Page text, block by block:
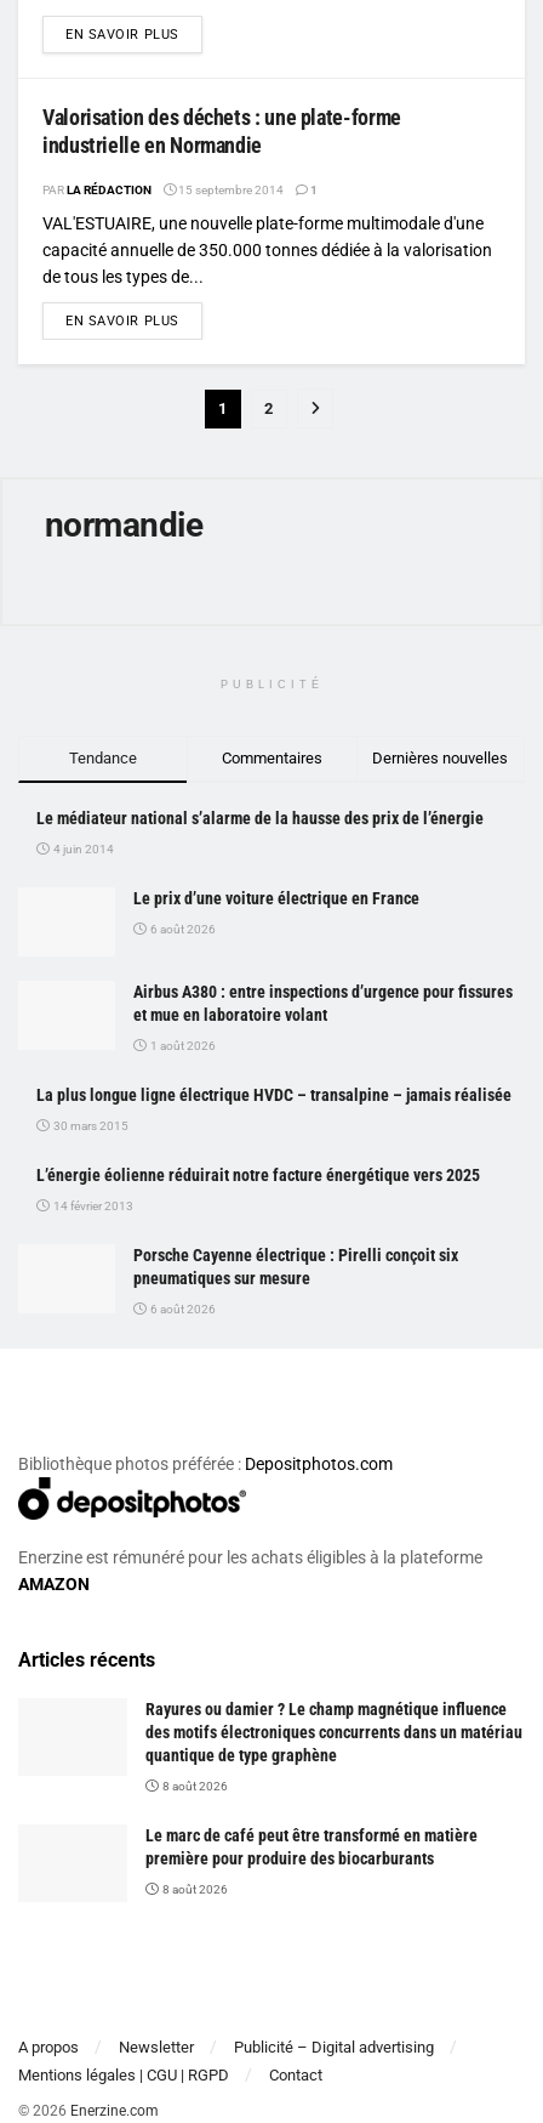
EN SAVOIR PLUS
Valorisation des déchets : une plate-forme
industrielle en Normandie
PARLA RÉDACTION 15 septembre 2014 1
VAL'ESTUAIRE, une nouvelle plate-forme multimodale d'une
capacité annuelle de 350.000 tonnes dédiée à la valorisation
de tous les types de...
EN SAVOIR PLUS
1 2
normandie
PUBLICITÉ
Tendance Commentaires Dernières nouvelles
Le médiateur national s’alarme de la hausse des prix de l’énergie
4 juin 2014
Le prix d’une voiture électrique en France
6 août 2026
Airbus A380 : entre inspections d’urgence pour fissures
et mue en laboratoire volant
1 août 2026
La plus longue ligne électrique HVDC – transalpine – jamais réalisée
30 mars 2015
L’énergie éolienne réduirait notre facture énergétique vers 2025
14 février 2013
Porsche Cayenne électrique : Pirelli conçoit six
pneumatiques sur mesure
6 août 2026
Bibliothèque photos préférée : Depositphotos.com
Enerzine est rémunéré pour les achats éligibles à la plateforme
AMAZON
Articles récents
Rayures ou damier ? Le champ magnétique influence
des motifs électroniques concurrents dans un matériau
quantique de type graphène
8 août 2026
Le marc de café peut être transformé en matière
première pour produire des biocarburants
8 août 2026
A propos Newsletter
Publicité – Digital advertising
Mentions légales | CGU | RGPD
Contact
© 2026 Enerzine.com